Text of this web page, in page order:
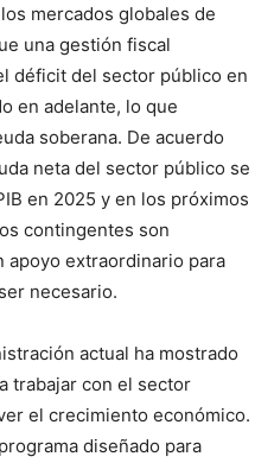
mercados globales de
una gestión fiscal
déficit del sector público en
en adelante, lo que
soberana. De acuerdo
neta del sector público se
en 2025 y en los próximos
contingentes son
apoyo extraordinario para
necesario.
actual ha mostrado
trabajar con el sector
el crecimiento económico.
diseñado para